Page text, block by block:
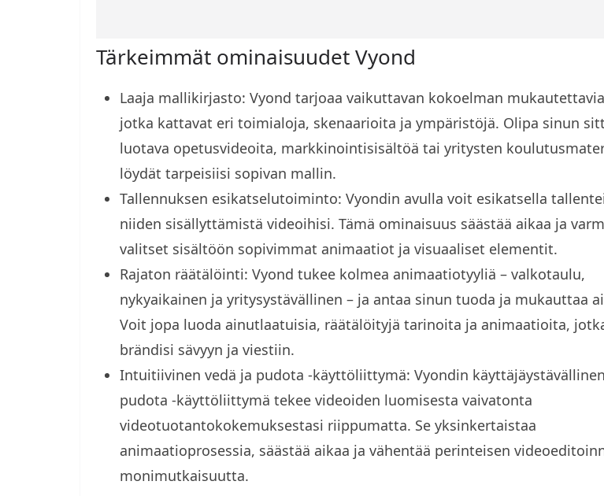
Tärkeimmät ominaisuudet Vyond
Laaja mallikirjasto: Vyond tarjoaa vaikuttavan kokoelman
jotka kattavat eri toimialoja, skenaarioita ja ympäristöjä. Olipa sinun
luotava opetusvideoita, markkinointisisältöä tai yritysten
löydät tarpeisiisi sopivan mallin.
Tallennuksen esikatselutoiminto: Vyondin avulla voit esikatsella
niiden sisällyttämistä videoihisi. Tämä ominaisuus säästää aikaa ja
valitset sisältöön sopivimmat animaatiot ja visuaaliset elementit.
Rajaton räätälöinti: Vyond tukee kolmea animaatiotyyliä – valkotaulu,
nykyaikainen ja yritysystävällinen – ja antaa sinun tuoda ja mukauttaa
Voit jopa luoda ainutlaatuisia, räätälöityjä tarinoita ja animaatioita,
brändisi sävyyn ja viestiin.
Intuitiivinen vedä ja pudota -käyttöliittymä: Vyondin
pudota -käyttöliittymä tekee videoiden luomisesta vaivatonta
videotuotantokokemuksestasi riippumatta. Se yksinkertaistaa
animaatioprosessia, säästää aikaa ja vähentää perinteisen
monimutkaisuutta.